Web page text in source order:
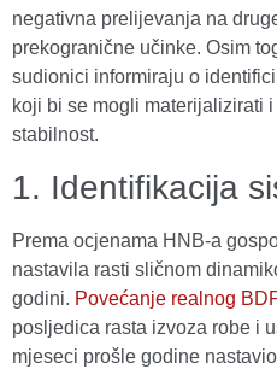
negativna prelijevanja na
prekogranične učinke. Osim
sudionici informiraju o
koji bi se mogli materijalizirati
stabilnost.
1. Identifikacija
Prema ocjenama HNB-a
nastavila rasti sličnom
godini. Povećanje realnog
posljedica rasta izvoza robe i
mjeseci prošle godine